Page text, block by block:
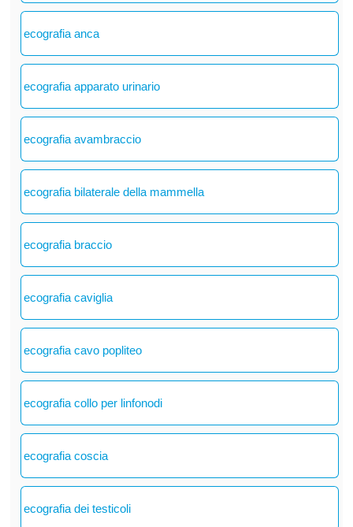
ecografia anca
ecografia apparato urinario
ecografia avambraccio
ecografia bilaterale della mammella
ecografia braccio
ecografia caviglia
ecografia cavo popliteo
ecografia collo per linfonodi
ecografia coscia
ecografia dei testicoli